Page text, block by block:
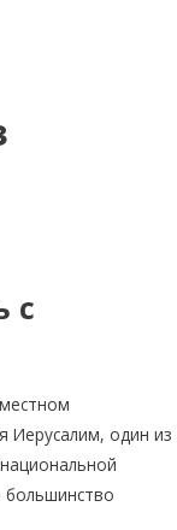
с
Иерусалим, один из